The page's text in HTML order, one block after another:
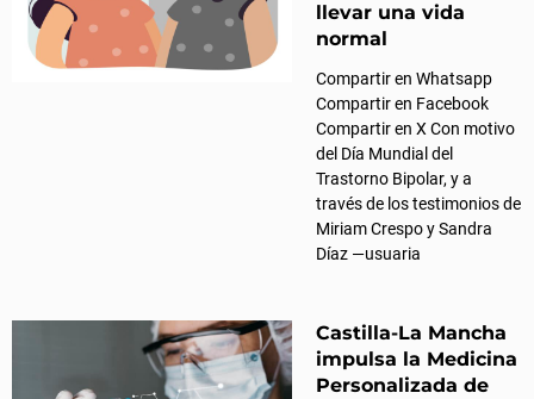
llevar una vida
normal
Compartir en Whatsapp
Compartir en Facebook
Compartir en X Con motivo
del Día Mundial del
Trastorno Bipolar, y a
través de los testimonios de
Miriam Crespo y Sandra
Díaz —usuaria
Castilla-La Mancha
impulsa la Medicina
Personalizada de